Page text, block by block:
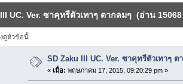
UC. Ver. ซาคุทรีตัวเทาๆ ตากลมๆ (อ่าน 15068
ดูหัวข้อนี้
SD Zaku III UC. Ver. ซาคุทรีตัวเทาๆ ต
«เมื่อ: พฤษภาคม 17, 2015, 09:20:29 pm »